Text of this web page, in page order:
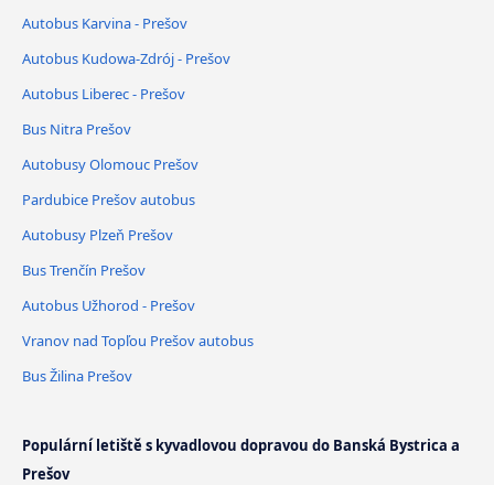
Autobus Karvina - Prešov
Autobus Kudowa-Zdrój - Prešov
Autobus Liberec - Prešov
Bus Nitra Prešov
Autobusy Olomouc Prešov
Pardubice Prešov autobus
Autobusy Plzeň Prešov
Bus Trenčín Prešov
Autobus Užhorod - Prešov
Vranov nad Topľou Prešov autobus
Bus Žilina Prešov
Populární letiště s kyvadlovou dopravou do Banská Bystrica a
Prešov